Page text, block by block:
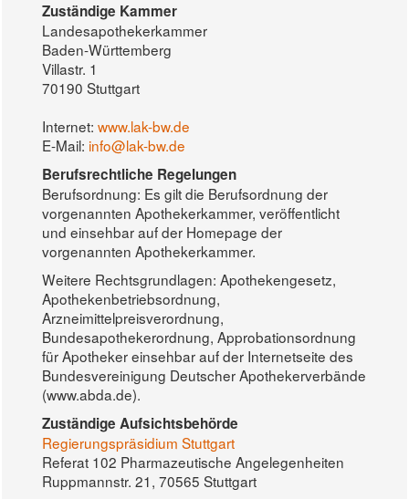
Zuständige Kammer
Landesapothekerkammer
Baden-Württemberg
Villastr. 1
70190 Stuttgart
Internet: www.lak-bw.de
E-Mail: info@lak-bw.de
Berufsrechtliche Regelungen
Berufsordnung: Es gilt die Berufsordnung der
vorgenannten Apothekerkammer, veröffentlicht
und einsehbar auf der Homepage der
vorgenannten Apothekerkammer.
Weitere Rechtsgrundlagen: Apothekengesetz,
Apothekenbetriebsordnung,
Arzneimittelpreisverordnung,
Bundesapothekerordnung, Approbationsordnung
für Apotheker einsehbar auf der Internetseite des
Bundesvereinigung Deutscher Apothekerverbände
(www.abda.de).
Zuständige Aufsichtsbehörde
Regierungspräsidium Stuttgart
Referat 102 Pharmazeutische Angelegenheiten
Ruppmannstr. 21, 70565 Stuttgart